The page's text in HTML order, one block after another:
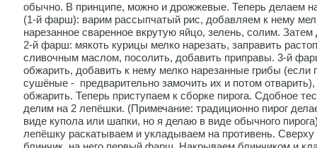
обычно. В принципе, можно и дрожжевые. Теперь делаем
(1-й фарш): варим рассыпчатый рис, добавляем к нему
нарезанное сваренное вкрутую яйцо, зелень, солим. Затем
2-й фарш: мякоть курицы мелко нарезать, заправить
сливочным маслом, посолить, добавить приправы. 3-й
обжарить, добавить к нему мелко нарезанные грибы (если
сушёные - предварительно замочить их и потом
обжарить. Теперь приступаем к сборке пирога. Сдобное
делим на 2 лепёшки. (Примечание: традиционно пирог
виде купола или шапки, но я делаю в виде обычного
лепёшку раскатываем и укладываем на противень.